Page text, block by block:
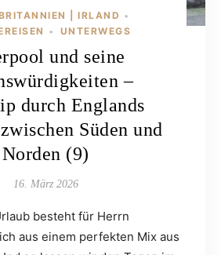
| IRLAND •
• UNTERWEGS
und seine
–
durch Englands
Süden und
Norden (9)
16. März 2026
besteht für Herrn
aus einem perfekten Mix aus